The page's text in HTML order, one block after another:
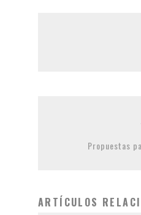
Propuestas
ARTÍCULOS